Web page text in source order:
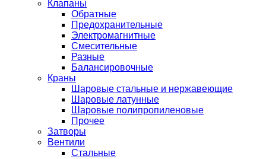
Клапаны
Обратные
Предохранительные
Электромагнитные
Смесительные
Разные
Балансировочные
Краны
Шаровые стальные и нержавеющие
Шаровые латунные
Шаровые полипропиленовые
Прочее
Затворы
Вентили
Стальные